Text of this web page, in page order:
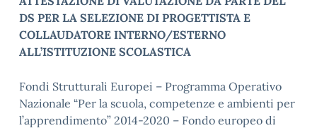
DS PER LA SELEZIONE DI PROGETTISTA E
COLLAUDATORE INTERNO/ESTERNO
ALL’ISTITUZIONE SCOLASTICA
Fondi Strutturali Europei – Programma Operativo
Nazionale “Per la scuola, competenze e ambienti per
l’apprendimento” 2014-2020 – Fondo europeo di